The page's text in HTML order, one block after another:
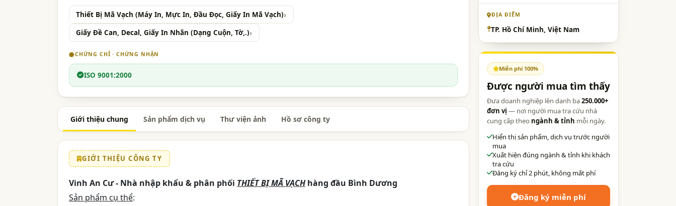
Thiết Bị Mã Vạch (Máy In, Mực In, Đầu Đọc, Giấy In Mã Vạch)
Giấy Đề Can, Decal, Giấy In Nhãn (Dạng Cuộn, Tờ,.)
CHỨNG CHỈ · CHỨNG NHẬN
ISO 9001:2000
Giới thiệu chung Sản phẩm dịch vụ Thư viện ảnh Hồ sơ công ty
GIỚI THIỆU CÔNG TY
Vinh An Cư - Nhà nhập khẩu & phân phối THIẾT BỊ MÃ VẠCHhàng đầu Bình Dương
Sản phẩm cụ thể:
ĐỊA ĐIỂM
TP. Hồ Chí Minh, Việt Nam
Miễn phí 100%
Được người mua tìm thấy
Đưa doanh nghiệp lên danh bạ250.000+
đơn vị — nơi người mua tra cứu nhà
cung cấp theo ngành & tỉnh mỗi ngày.
Hiển thị sản phẩm, dịch vụ trước người
mua
Xuất hiện đúng ngành & tỉnh khi khách
tra cứu
Đăng ký chỉ 2 phút, không mất phí
Đăng ký miễn phí